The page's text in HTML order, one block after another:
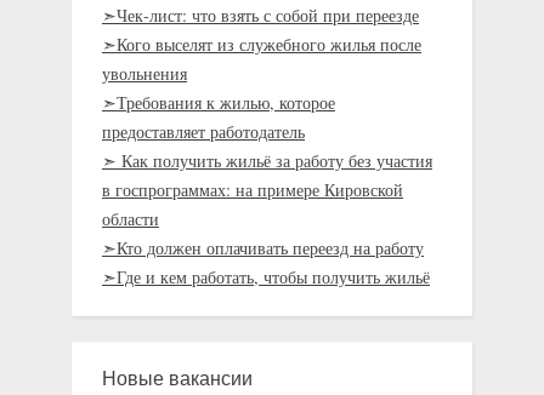
➣Чек-лист: что взять с собой при переезде
➣Кого выселят из служебного жилья после
увольнения
➣Требования к жилью, которое
предоставляет работодатель
➣ Как получить жильё за работу без участия
в госпрограммах: на примере Кировской
области
➣Кто должен оплачивать переезд на работу
➣Где и кем работать, чтобы получить жильё
Новые вакансии